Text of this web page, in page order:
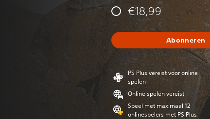
€18,99
Abonneren
PS Plus vereist voor online
spelen
Online spelen vereist
Speel met maximaal 12
onlinespelers met PS Plus